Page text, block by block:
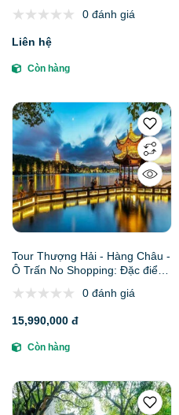
0 đánh giá
Liên hệ
Còn hàng
Tour Thượng Hải - Hàng Châu -
Ô Trấn No Shopping: Đặc điểm,
đặt tour và công ty uy tín
0 đánh giá
15,990,000 đ
Còn hàng